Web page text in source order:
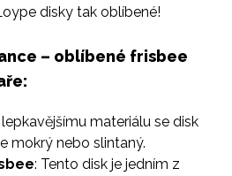
disky tak oblíbené!
– oblíbené frisbee
lepkavějšímu materiálu se disk
mokrý nebo slintaný.
: Tento disk je jedním z